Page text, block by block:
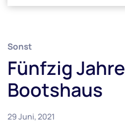
Sonst
Fünfzig Jahre
Bootshaus
29 Juni, 2021